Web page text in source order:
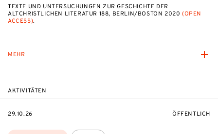
TEXTE UND UNTERSUCHUNGEN ZUR GESCHICHTE DER
ALTCHRISTLICHEN LITERATUR 188, BERLIN/BOSTON 2020 (OPEN
ACCESS).
MEHR
AKTIVITÄTEN
EVENTBEGINSON
29.10.26 ÖFFENTLICH